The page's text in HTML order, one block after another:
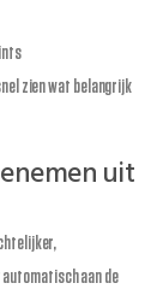
zien wat belangrijk
uit
aan de